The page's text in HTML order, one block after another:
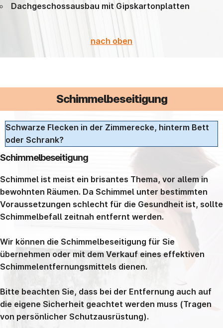
Dachgeschossausbau mit Gipskartonplatten
nach oben
Schimmelbeseitigung
Schwarze Flecken in der Zimmerecke, hinterm Bett
oder Schrank?
Schimmelbeseitigung
Schimmel ist meist ein brisantes Thema, vor allem in
bewohnten Räumen. Da Schimmel unter bestimmten
Voraussetzungen schlecht für die Gesundheit ist, sollte
Schimmelbefall zeitnah entfernt werden.
Wir können die Schimmelbeseitigung für Sie
übernehmen oder mit dem Verkauf eines effektiven
Schimmelentfernungsmittels dienen.
Bitte beachten Sie, dass bei der Entfernung auch auf
die eigene Sicherheit geachtet werden muss (Tragen
von persönlicher Schutzausrüstung).